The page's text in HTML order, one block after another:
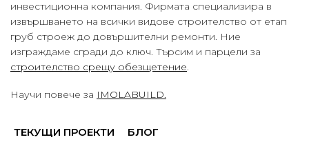
инвестиционна компания. Фирмата специализира в
извършването на всички видове строителство от етап
груб строеж до довършителни ремонти. Ние
изграждаме сгради до ключ. Търсим и парцели за
строителство срещу обезщетение.
Научи повече за IMOLABUILD.
ТЕКУЩИ ПРОЕКТИ БЛОГ